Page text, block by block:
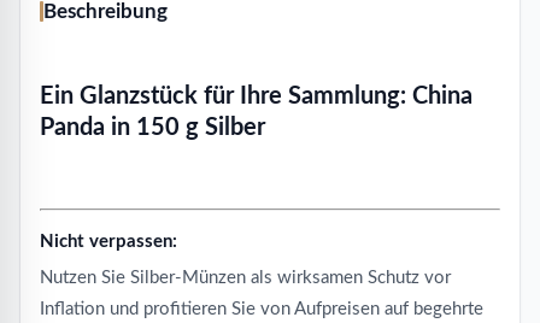
Beschreibung
Ein Glanzstück für Ihre Sammlung: China
Panda in 150 g Silber
Nicht verpassen:
Nutzen Sie Silber-Münzen als wirksamen Schutz vor
Inflation und profitieren Sie von Aufpreisen auf begehrte